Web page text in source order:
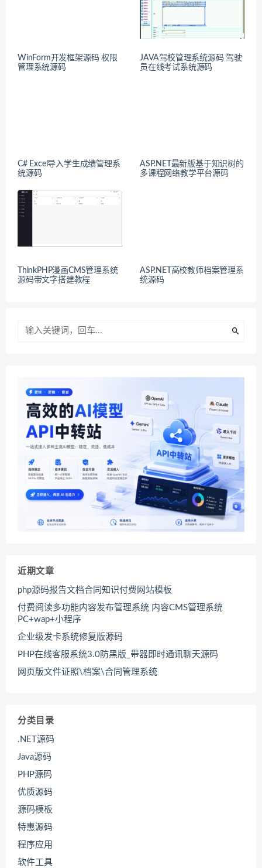
WinForm开发框架源码 权限
管理系统源码
JAVA驾校管理系统源码 驾驶
员在线考试系统源码
C# Excel导入学生成绩管理系
统源码
ASP.NET最新版基于知识树的
多课程网络教学平台源码
ThinkPHP漫画CMS管理系统
源码带文字搭建教程
ASP.NET高校教师档案管理系
统源码
近期文章
php源码报告文档合同知识付费网站模板
付费阅读多功能内容发布管理系统 内容CMS管理系统
PC+wap+小程序
企业级发卡系统修复版源码
PHP在线客服系统3.0防黑版_带器即时通讯聊天源码
网页版文件证照\档案\合同管理系统
分类目录
.NET源码
Java源码
PHP源码
优质源码
源码模板
特惠源码
程序应用
软件工具